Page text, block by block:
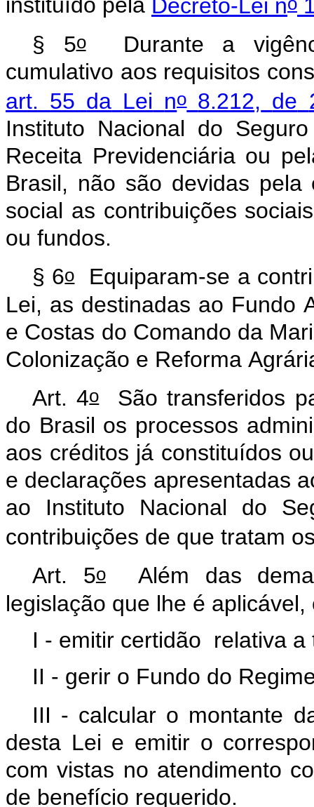
instituído pela Decreto-Lei n
§
5o Durante a
cumulativo aos requisitos
art. 55 da Lei no 8.212, de
Instituto Nacional do Seguro
Receita Previdenciária ou
Brasil, não são devidas pela
social as contribuições sociais
ou fundos.
§ 6o Equiparam-se a
Lei, as destinadas ao Fundo
e Costas do Comando da
Colonização e Reforma
Art. 4o São transferidos
do Brasil os processos
aos créditos já constituídos ou
e declarações apresentadas
ao
Instituto Nacional do
contribuições de que tratam
Art.
5o Além das
legislação que lhe é aplicável,
I - emitir certidão relativa a
II - gerir o Fundo do
III - calcular o montante
desta Lei e emitir o
com vistas no atendimento
de benefício requerido.